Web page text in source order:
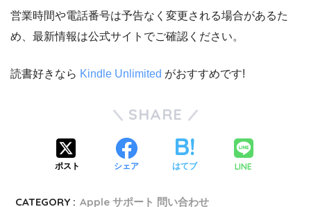
営業時間や電話番号は予告なく変更される場合があるた
め、最新情報は公式サイトでご確認ください。
読書好きなら Kindle Unlimited がおすすめです!
SHARE
ポスト シェア はてブ LINE
CATEGORY : Apple サポート 問い合わせ